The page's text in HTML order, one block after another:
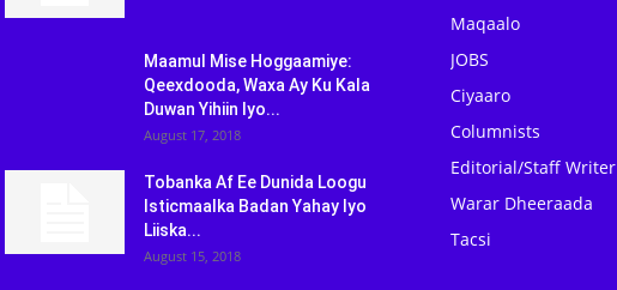
Maamul Mise Hoggaamiye:
Qeexdooda, Waxa Ay Ku Kala
Duwan Yihiin Iyo...
August 17, 2018
Tobanka Af Ee Dunida Loogu
Isticmaalka Badan Yahay Iyo
Liiska...
August 15, 2018
Maqaalo
JOBS
Ciyaaro
Columnists
Editorial/Staff Writer
Warar Dheeraada
Tacsi